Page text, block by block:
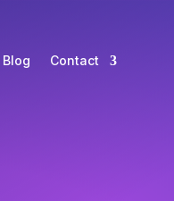
Blog Contact